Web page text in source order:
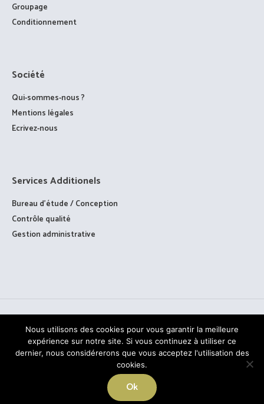
Groupage
Conditionnement
Société
Qui-sommes-nous ?
Mentions légales
Ecrivez-nous
Services Additionels
Bureau d’étude / Conception
Contrôle qualité
Gestion administrative
TOUS DROITS RÉSERVÉS © PAAGE - 2020
Nous utilisons des cookies pour vous garantir la meilleure
expérience sur notre site. Si vous continuez à utiliser ce
dernier, nous considérerons que vous acceptez l'utilisation des
cookies.
Ok